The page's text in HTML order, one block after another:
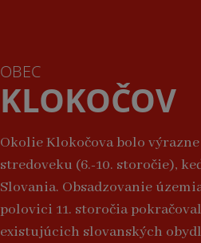
OBEC
KLOKOČOV
Okolie Klokočova bolo
stredoveku (6.-10. storočie),
Slovania. Obsadzovanie
polovici 11. storočia
existujúcich slovanských